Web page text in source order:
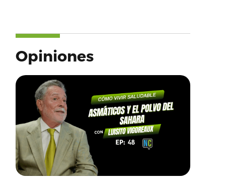
Opiniones